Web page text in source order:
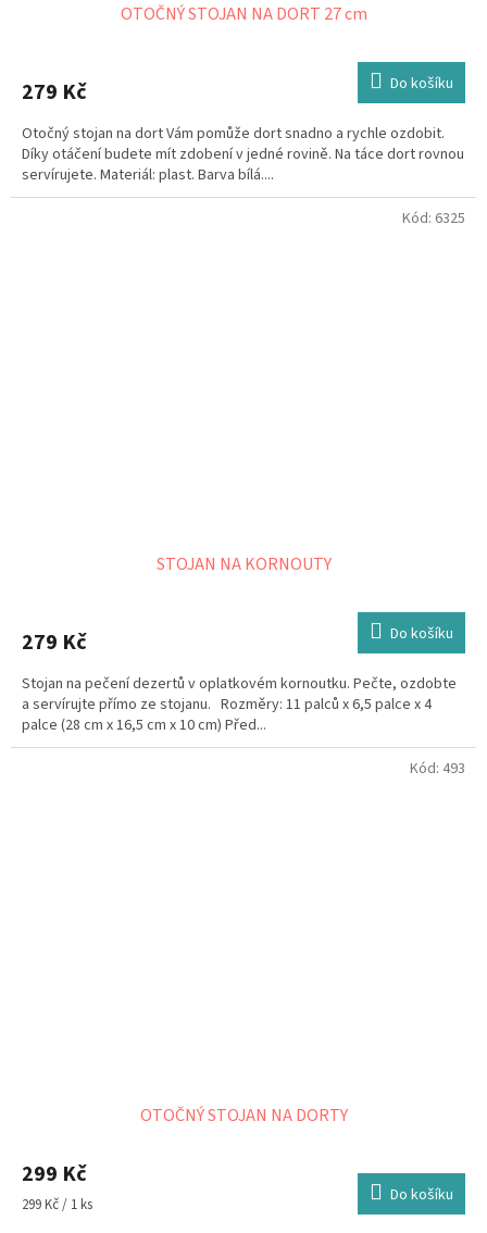
OTOČNÝ STOJAN NA DORT 27 cm
279 Kč Do košíku
Otočný stojan na dort Vám pomůže dort snadno a rychle ozdobit.
Díky otáčení budete mít zdobení v jedné rovině. Na táce dort rovnou
servírujete. Materiál: plast. Barva bílá....
STOJAN NA KORNOUTY
279 Kč Do košíku
Stojan na pečení dezertů v oplatkovém kornoutku. Pečte, ozdobte
a servírujte přímo ze stojanu. Rozměry: 11 palců x 6,5 palce x 4
palce (28 cm x 16,5 cm x 10 cm) Před...
Kód: 6325
OTOČNÝ STOJAN NA DORTY
299 Kč
Měrná
299 Kč / 1 ks Do košíku
Kód: 493